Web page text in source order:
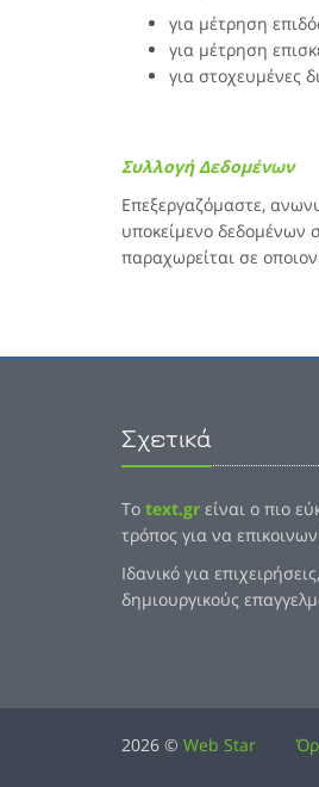
για μέτρηση
για μέτρηση
για στοχευμένες
Συλλογή Δεδομένων
Επεξεργαζόμαστε,
υποκείμενο δεδομένων
παραχωρείται σε
Σχετικά
Το text.gr είναι ο πιο
τρόπος για να
Ιδανικό για
δημιουργικούς
2026 © Web Star